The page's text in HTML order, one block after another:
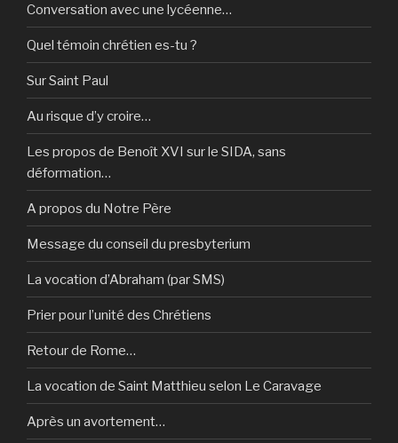
Conversation avec une lycéenne…
Quel témoin chrétien es-tu ?
Sur Saint Paul
Au risque d’y croire…
Les propos de Benoît XVI sur le SIDA, sans
déformation…
A propos du Notre Père
Message du conseil du presbyterium
La vocation d’Abraham (par SMS)
Prier pour l’unité des Chrétiens
Retour de Rome…
La vocation de Saint Matthieu selon Le Caravage
Après un avortement…